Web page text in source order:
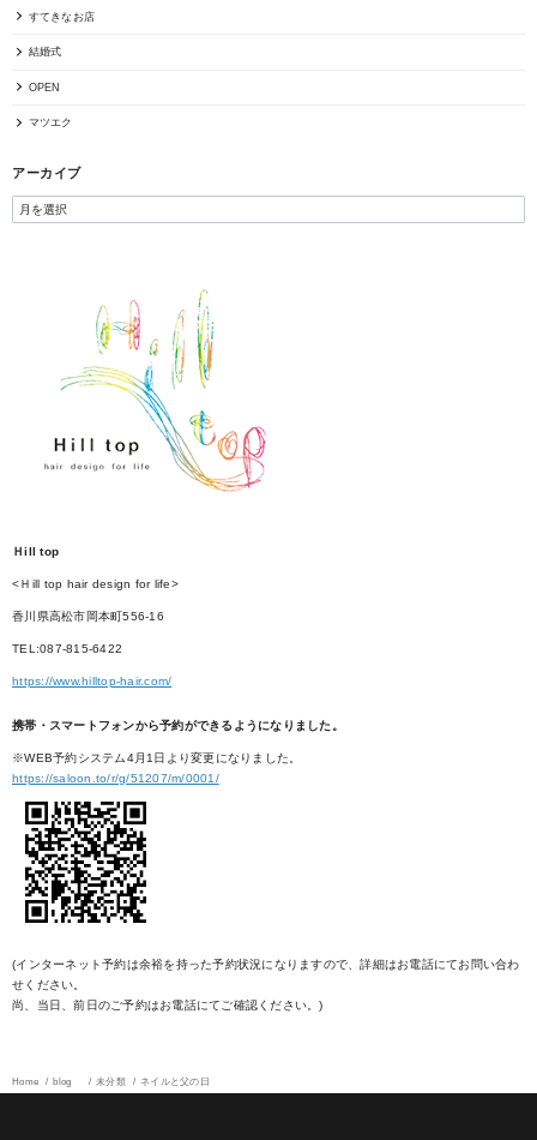
すてきなお店
結婚式
OPEN
マツエク
アーカイブ
Ｈill top
<Ｈill top hair design for life>
香川県高松市岡本町556-16
TEL:087-815-6422
https://www.hilltop-hair.com/
携帯・スマートフォンから予約ができるようになりました。
※WEB予約システム4月1日より変更になりました。
https://saloon.to/r/g/51207/m/0001/
(インターネット予約は余裕を持った予約状況になりますので、詳細はお電話にてお問い合わ
せください。
尚、当日、前日のご予約はお電話にてご確認ください。)
Home blog 未分類 ネイルと父の日